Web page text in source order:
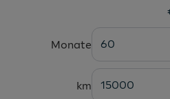
mit Abbiegelicht
Monate 60
km 15000